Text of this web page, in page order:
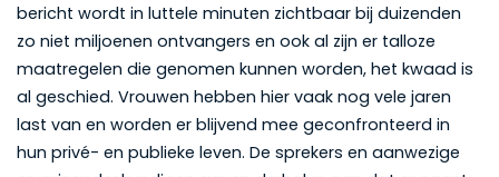
bericht wordt in luttele minuten zichtbaar bij duizenden
zo niet miljoenen ontvangers en ook al zijn er talloze
maatregelen die genomen kunnen worden, het kwaad is
al geschied. Vrouwen hebben hier vaak nog vele jaren
last van en worden er blijvend mee geconfronteerd in
hun privé- en publieke leven. De sprekers en aanwezige